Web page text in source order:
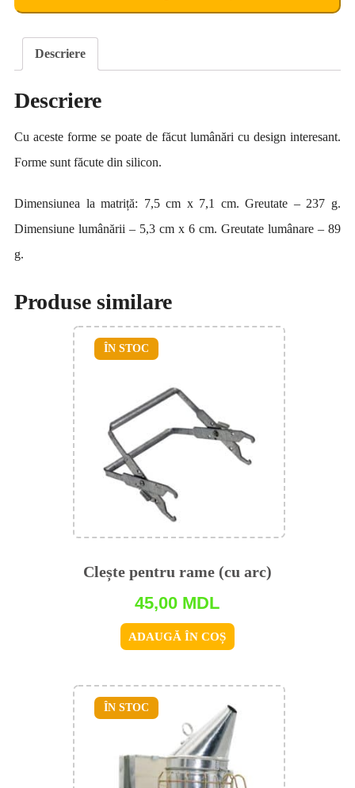
(tip
Descriere
Descriere
Cu aceste forme se poate de făcut lumânări cu design interesant.
Forme sunt făcute din silicon.
Dimensiunea la matriță: 7,5 cm x 7,1 cm. Greutate – 237 g.
Dimensiune lumânării – 5,3 cm x 6 cm. Greutate lumânare – 89
g.
Produse similare
Clește pentru rame (cu arc)
45,00 MDL
ADAUGĂ ÎN COȘ
ÎN STOC
ÎN STOC